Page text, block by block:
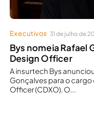
Executivos 31 de julho de
Bys nomeia Rafael
Design Officer
A insurtech Bys
Gonçalves para o cargo
Officer (CDXO). O...